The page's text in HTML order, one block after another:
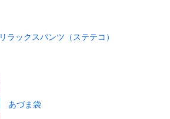
リラックスパンツ（ステテコ）
あづま袋